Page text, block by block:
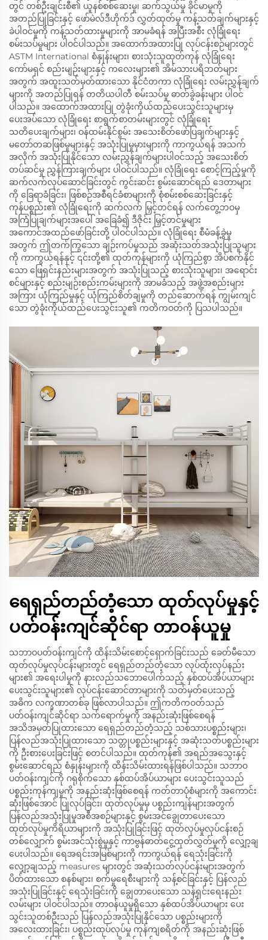
တွင် တစ်ဦးချင်းစီ၏ ယူနစ်စစ်ဆေးမှု၊ ဆက်သွယ်မှု ခိုင်မာမှုကို
အတည်ပြုခြင်းနှင့် ဖော်မဲလ်ဒီဟိုက်ဒ် လွှတ်ထုတ်မှု ကန့်သတ်ချက်များနှင့်
ခဲပါဝင်မှုကို ကန့်သတ်ထားမှုများကို အာမခံရန် အပြီးအစီး လုံခြုံရေး
စမ်းသပ်မှုများ ပါဝင်ပါသည်။ အထောက်အထားပြု လုပ်ငန်းစဉ်များတွင်
ASTM International စံနှုန်းများ၊ စားသုံးသူထုတ်ကုန် လုံခြုံရေး
ကော်မရှင် စည်းမျဉ်းများနှင့် ကလေးများ၏ အိမ်သားပရိဘတ်များ
အတွက် အထူးသတ်မှတ်ထားသော နိုင်ငံတကာ လုံခြုံရေး လမ်းညွှန်ချက်
များကို အတည်ပြုရန် တတိယပါတီ စမ်းသပ်မှု ဓာတ်ခွဲခန်းများ ပါဝင်
ပါသည်။ အထောက်အထားပြု တွဲခုံးကိုယ်ထည်ပေးသွင်းသူများမှ
ပေးအပ်သော လုံခြုံရေး စာရွက်စာတမ်းများတွင် လုံခြုံရေး
သတိပေးချက်များ၊ ဝန်ထမ်းနိုင်စွမ်း အသေးစိတ်ဖော်ပြချက်များနှင့်
မတော်တဆဖြစ်မှုများနှင့် အသုံးပြုမှုမှားများကို ကာကွယ်ရန် အသက်
အလိုက် အသုံးပြုနိုင်သော လမ်းညွှန်ချက်များပါဝင်သည့် အသေးစိတ်
တပ်ဆင်မှု ညွှန်ကြားချက်များ ပါဝင်ပါသည်။ လုံခြုံရေး စောင့်ကြည့်မှုကို
ဆက်လက်လုပ်ဆောင်ခြင်းတွင် ကွင်းဆင်း စွမ်းဆောင်ရည် ဒေတာများ
ကို ခြေရာခံခြင်း၊ ဖြစ်စဉ်အစီရင်ခံစာများကို စုံစမ်းစစ်ဆေးခြင်းနှင့်
ကုန်ပစ္စည်း၏ လုံခြုံရေးကို ဆက်လက် မြှင့်တင်ရန် လက်တွေ့ဘဝမှ
အကြံပြုချက်များအပေါ် အခြေခံ၍ ဒီဇိုင်း မြှင့်တင်မှုများ
အကောင်အထည်ဖော်ခြင်းတို့ ပါဝင်ပါသည်။ လုံခြုံရေး စီမံခန့်ခွဲမှု
အတွက် ဤတက်ကြွသော ချဉ်းကပ်မှုသည် အဆုံးသတ်အသုံးပြုသူများ
ကို ကာကွယ်ရန်နှင့် ၎င်းတို့၏ ထုတ်ကုန်များကို ယုံကြည်စွာ အိပ်စက်နိုင်
သော ဖြေရှင်းနည်းများအတွက် အသုံးပြုသည့် စားသုံးသူများ၊ အရောင်း
စင်များနှင့် စည်းမျဉ်းစည်းကမ်းများကို အာမခံသည့် အဖွဲ့အစည်းများ
အကြား ယုံကြည်မှုနှင့် ယုံကြည်စိတ်ချမှုကို တည်ဆောက်ရန် ကျွမ်းကျင်
သော တွဲခုံးကိုယ်ထည်ပေးသွင်းသူ၏ ကတိကဝတ်ကို ပြသပါသည်။
ရေရှည်တည်တံ့သော ထုတ်လုပ်မှုနှင့်
ပတ်ဝန်းကျင်ဆိုင်ရာ တာဝန်ယူမှု
သဘာဝပတ်ဝန်းကျင်ကို ထိန်းသိမ်းစောင့်ရှောက်ခြင်းသည် ခေတ်မီသော
ထုတ်လုပ်မှုလုပ်ငန်းများတွင် ရေရှည်တည်တံ့သော လုပ်ထုံးလုပ်နည်း
များ၏ အရေးပါမှုကို နားလည်သဘောပေါက်သည့် နှစ်ထပ်အိပ်ယာများ
ပေးသွင်းသူများ၏ လုပ်ငန်းဆောင်တာများကို သတ်မှတ်ပေးသည့်
အဓိက လက္ခဏာတစ်ခု ဖြစ်လာပါသည်။ ဤကတိကဝတ်သည်
ပတ်ဝန်းကျင်ဆိုင်ရာ သက်ရောက်မှုကို အနည်းဆုံးဖြစ်စေရန်
အသိအမှတ်ပြုထားသော ရေရှည်တည်တံ့သည့် သစ်သားပစ္စည်းများ၊
ပြန်လည်အသုံးပြုထားသော သတ္တုပစ္စည်းများနှင့် အဆုံးသတ်ပစ္စည်းများ
ကို ဦးစားပေးခြင်းဖြင့် စတင်ပါသည်။ ထုတ်ကုန်၏ အရည်အသွေးနှင့်
စွမ်းဆောင်ရည် စံနှုန်းများကို ထိန်းသိမ်းထားရန်ဖြစ်ပါသည်။ သဘာဝ
ပတ်ဝန်းကျင်ကို ဂရုစိုက်သော နှစ်ထပ်အိပ်ယာများ ပေးသွင်းသူသည်
ပစ္စည်းကုန်ကျမှုကို အနည်းဆုံးဖြစ်စေရန် ကတ်တာပုံစံများကို အကောင်း
ဆုံးဖြစ်အောင် ပြုလုပ်ခြင်း၊ ထုတ်လုပ်မှုမှ ပစ္စည်းကျန်များအတွက်
ပြန်လည်အသုံးပြုမှုအစီအစဉ်များနှင့် စွမ်းအင်ချွေတာပေးသော
ထုတ်လုပ်မှုကိရိယာများကို အသုံးပြုခြင်းဖြင့် ထုတ်လုပ်မှုလုပ်ငန်းစဉ်
တစ်လျှောက် စွမ်းအင်သုံးစွဲမှုနှင့် ကာဗွန်ဓာတ်ငွေ့ထုတ်လွှတ်မှုကို လျှော့ချ
ပေးပါသည်။ ရေအရင်းအမြစ်များကို ကာကွယ်ရန် ရေသုံးခြင်းကို
လျှော့ချသည့် measures များတွင် အဆုံးသတ်လုပ်ငန်းများအတွက်
ပိတ်ထားသော စနစ်များ၊ စက်မှုရေစီးများကို သန့်စင်ခြင်းနှင့် ပြန်လည်
အသုံးပြုခြင်းနှင့် ရေသုံးခြင်းကို ချွေတာပေးသော သန့်ရှင်းရေးနည်း
လမ်းများ ပါဝင်ပါသည်။ တာဝန်ယူမှုရှိသော နှစ်ထပ်အိပ်ယာများ ပေး
သွင်းသူတစ်ဦးသည် ပြန်လည်အသုံးပြုနိုင်သော ပစ္စည်းများကို
အလေးထားခြင်း၊ ပစ္စည်းထုပ်လုပ်မှု ကုန်ကျစရိတ်ကို အနည်းဆုံးဖြစ်